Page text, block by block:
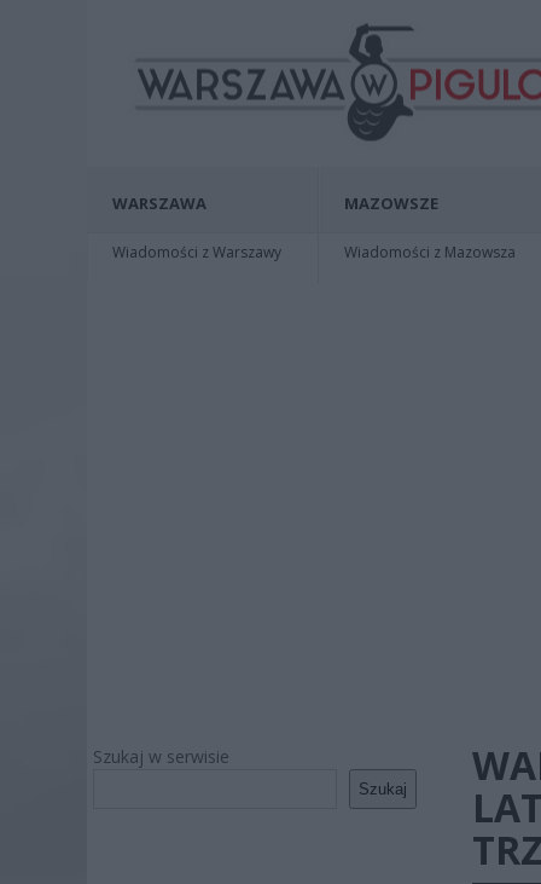
WARSZAWA
Wiadomości z Warszawy
MAZOWSZE
Wiadomości z Mazowsza
Szukaj w serwisie
Szukaj